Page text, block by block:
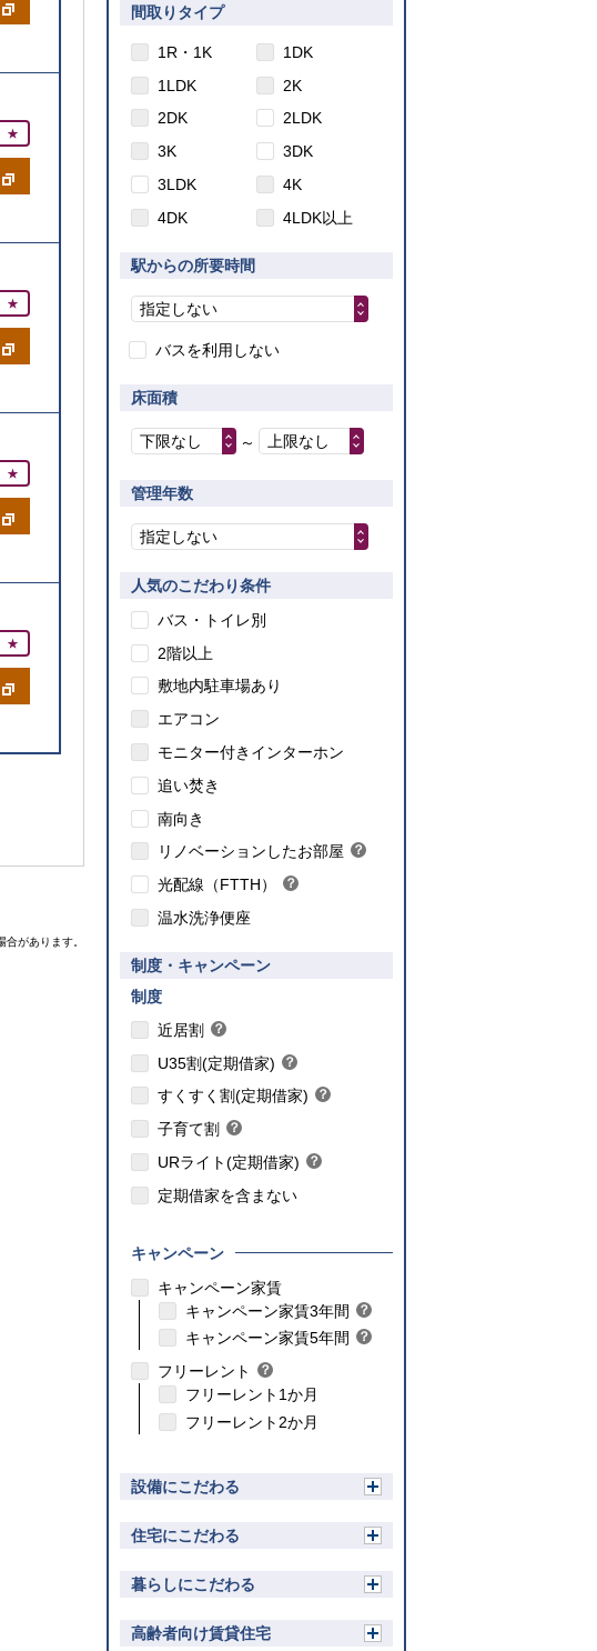
があります。
間取りタイプ
1R・1K
1DK
1LDK
2K
2DK
2LDK
3K
3DK
3LDK
4K
4DK
4LDK以上
駅からの所要時間
指定しない
バスを利用しない
床面積
下限なし ～ 上限なし
管理年数
指定しない
人気のこだわり条件
バス・トイレ別
2階以上
敷地内駐車場あり
エアコン
モニター付きインターホン
追い焚き
南向き
リノベーションしたお部屋 ？
光配線（FTTH） ？
賃貸住宅のインターネット対応について
温水洗浄便座
制度・キャンペーン
制度
近居割
？
ン
ト
こちら
U35割(定期借家) ？
ン
【ご入居要件あり】35歳以下の方限定
こちら
すくすく割(定期借家) ？
ト
【ご入居要件あり】満18歳未満のお子様を
扶養、もしくはご妊娠されている方限定
こちら
子育て割 ？
ン
ト
ご入居要件あり】子育て世帯や新婚世帯
こちら
URライト(定期借家) ？
こちら
定期借家を含まない
キャンペーン
キャンペーン家賃
キャンペーン家賃3年間 ？
ヒ
キャンペーン家賃5年間 ？
こちら
フリーレント ？
ヒ
ト
こちら
フリーレント1か月
フリーレント2か月
設備にこだわる
く住宅にこだわる
く暮らしにこだわる
く高齢者向け賃貸住宅